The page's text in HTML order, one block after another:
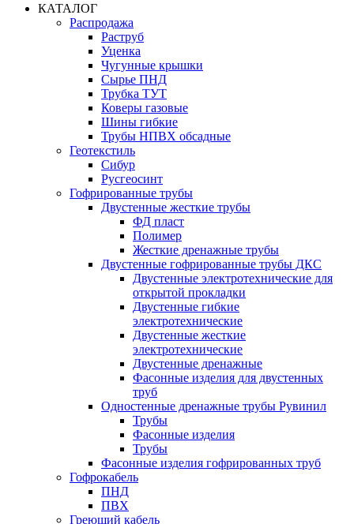
КАТАЛОГ
Распродажа
Раструб
Уценка
Чугунные крышки
Сырье ПНД
Трубка ТУТ
Коверы газовые
Шины гибкие
Трубы НПВХ обсадные
Геотекстиль
Сибур
Русгеосинт
Гофрированные трубы
Двустенные жесткие трубы
ФД пласт
Полимер
Жесткие дренажные трубы
Двустенные гофрированные трубы ДКС
Двустенные электротехнические для
открытой прокладки
Двустенные гибкие
электротехнические
Двустенные жесткие
электротехнические
Двустенные дренажные
Фасонные изделия для двустенных
труб
Одностенные дренажные трубы Рувинил
Трубы
Фасонные изделия
Трубы
Фасонные изделия гофрированных труб
Гофрокабель
ПНД
ПВХ
Греющий кабель